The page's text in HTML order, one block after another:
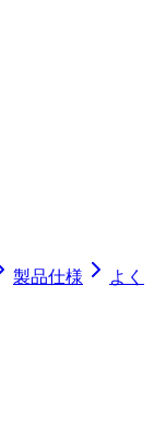
製品仕様
よく